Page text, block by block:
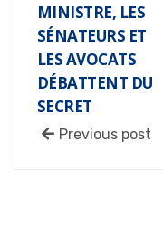
MINISTRE, LES
SÉNATEURS ET
LES AVOCATS
DÉBATTENT DU
SECRET
Previous post